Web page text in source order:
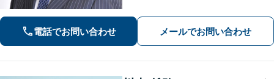
の解決に当たります。離婚・交通事
故・債務整理をはじめとする諸問題に
お困りの際はまずはご相談下さい。
電話でお問い合わせ メールでお問い合わせ